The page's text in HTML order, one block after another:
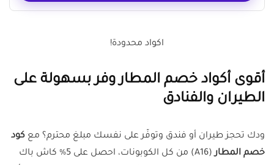
اكواد محدودة!
أقوى أكواد خصم المطار وفر بسهولة على
الطيران والفنادق
ودك تحجز طيران أو فندق وتوفّر على نفسك مبلغ محترم؟ مع كود
خصم المطار
(A16) من كل الكوبونات، احصل على 5% كاش باك